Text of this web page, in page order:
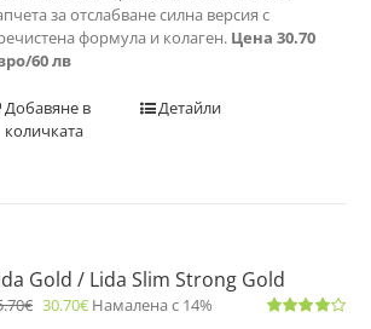
за отслабване силна версия с
формула и колаген. Цена 30.70
60 лв
Добавяне в
количката
Детайли
Gold / Lida Slim Strong Gold
€ 30.70€ Намалена с 14%